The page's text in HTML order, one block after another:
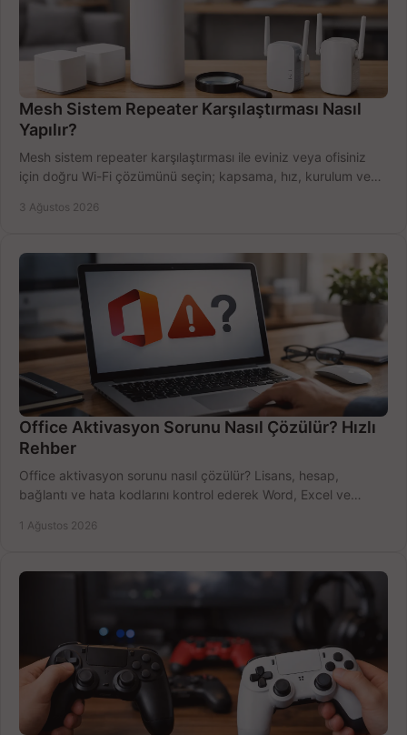
Mesh Sistem Repeater Karşılaştırması Nasıl
Yapılır?
Mesh sistem repeater karşılaştırması ile eviniz veya ofisiniz
için doğru Wi-Fi çözümünü seçin; kapsama, hız, kurulum ve
3 Ağustos 2026
Office Aktivasyon Sorunu Nasıl Çözülür? Hızlı
Rehber
Office aktivasyon sorunu nasıl çözülür? Lisans, hesap,
bağlantı ve hata kodlarını kontrol ederek Word, Excel ve
1 Ağustos 2026